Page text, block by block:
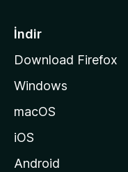
a
ı
n
i
d
İndir
Download Firefox
Windows
macOS
iOS
Android